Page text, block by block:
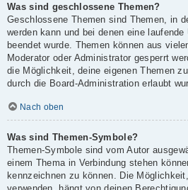
Was sind geschlossene Themen?
Geschlossene Themen sind Themen, in
werden kann und bei denen eine laufende
beendet wurde. Themen können aus
Moderator oder Administrator gesperrt
die Möglichkeit, deine eigenen Themen
durch die Board-Administration erlaubt
Nach oben
Was sind Themen-Symbole?
Themen-Symbole sind vom Autor
einem Thema in Verbindung stehen
kennzeichnen zu können. Die